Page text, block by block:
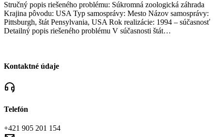
Stručný popis riešeného problému: Súkromná zoologická záhrada
Krajina pôvodu: USA Typ samosprávy: Mesto Názov samosprávy:
Pittsburgh, štát Pensylvania, USA Rok realizácie: 1994 – súčasnosť
Detailný popis riešeného problému V súčasnosti štát…
Kontaktné údaje
Telefón
+421 905 201 154